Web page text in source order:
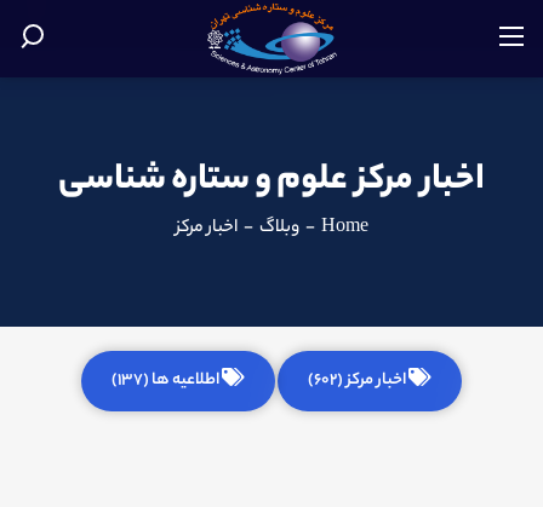
اخبار مرکز علوم و ستاره شناسی
Home
- وبلاگ - اخبار مرکز
اخبار مرکز (602) اطلاعیه ها (137)